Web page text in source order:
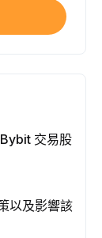
交易股
以及影響該